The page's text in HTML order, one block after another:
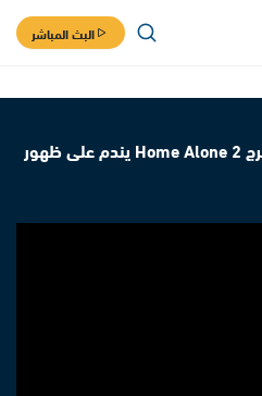
البث المباشر
مخرج Home Alone 2 يندم على ظهور